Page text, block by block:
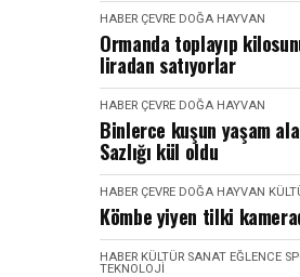
HABER ÇEVRE DOĞA HAYVAN
Ormanda toplayıp
liradan satıyorlar
HABER ÇEVRE DOĞA HAYVAN
Binlerce kuşun yaşam
Sazlığı kül oldu
HABER ÇEVRE DOĞA HAYVAN
Kömbe yiyen tilki
HABER KÜLTÜR SANAT EĞLENCE
TEKNOLOJI